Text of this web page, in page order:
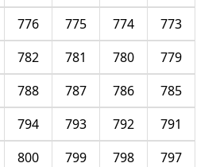
773
774
775
776
779
780
781
782
785
786
787
788
791
792
793
794
797
798
799
800